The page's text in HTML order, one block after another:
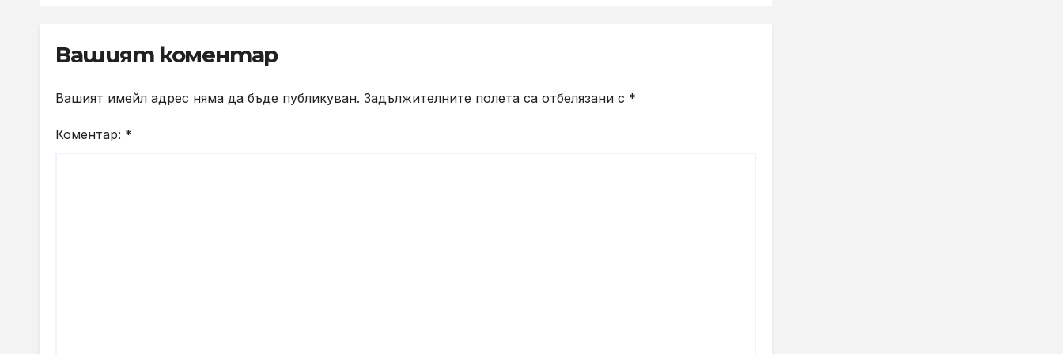
Вашият коментар
Вашият имейл адрес няма да бъде публикуван. Задължителните полета са отбелязани с *
Коментар: *